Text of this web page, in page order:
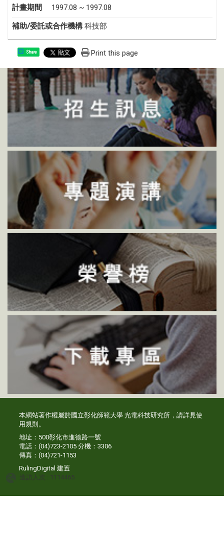
計畫期間 1997.08 ~ 1997.08
補助/委託或合作機構 科技部
Share Print this page
本網站著作權屬於國立彰化師範大學 光電科技研究所，請詳見使
用規則 。
地址：500彰化市進德路一號
電話：(04)723-2105 分機：3306
傳真：(04)721-1153
RulingDigital建置
造訪人次 : 1114465